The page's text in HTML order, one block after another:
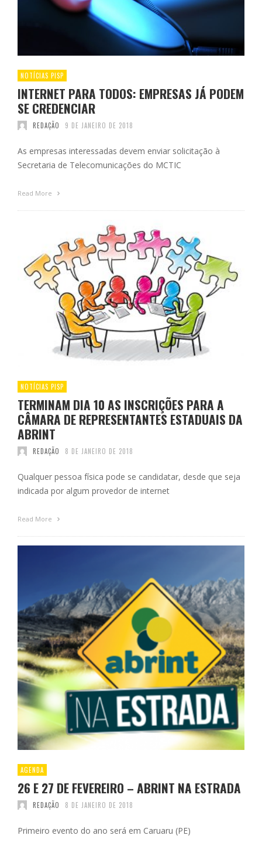
NOTÍCIAS PISP
INTERNET PARA TODOS: EMPRESAS JÁ PODEM
SE CREDENCIAR
REDAÇÃO 9 DE JANEIRO DE 2018
As empresas interessadas devem enviar solicitação à
Secretaria de Telecomunicações do MCTIC
Read More
NOTÍCIAS PISP
TERMINAM DIA 10 AS INSCRIÇÕES PARA A
CÂMARA DE REPRESENTANTES ESTADUAIS DA
ABRINT
REDAÇÃO 8 DE JANEIRO DE 2018
Qualquer pessoa física pode se candidatar, desde que seja
indicada por algum provedor de internet
Read More
AGENDA
26 E 27 DE FEVEREIRO – ABRINT NA ESTRADA
REDAÇÃO 8 DE JANEIRO DE 2018
Primeiro evento do ano será em Caruaru (PE)